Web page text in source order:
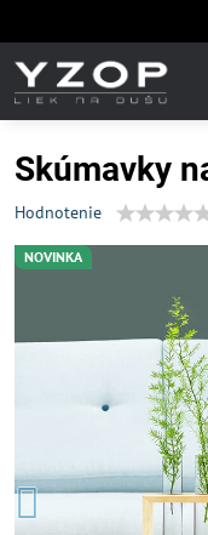
NOVINKA
Skúmavky
Hodnotenie